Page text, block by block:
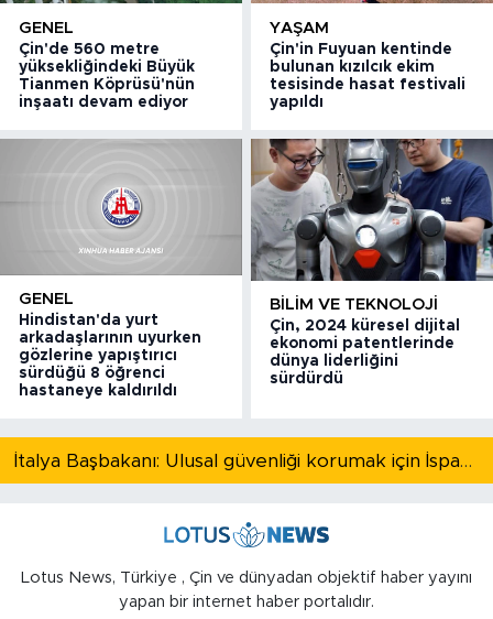
GENEL
Çin'de 560 metre
yüksekliğindeki Büyük
Tianmen Köprüsü'nün
inşaatı devam ediyor
YAŞAM
Çin'in Fuyuan kentinde
bulunan kızılcık ekim
tesisinde hasat festivali
yapıldı
GENEL
Hindistan'da yurt
arkadaşlarının uyurken
gözlerine yapıştırıcı
sürdüğü 8 öğrenci
hastaneye kaldırıldı
BILIM VE TEKNOLOJI
Çin, 2024 küresel dijital
ekonomi patentlerinde
dünya liderliğini
sürdürdü
İtalya Başbakanı: Ulusal güvenliği korumak için İspanya ile Schengen kapsamındaki serbest dolaşımı askıya alıyoruz
Lotus News, Türkiye , Çin ve dünyadan objektif haber yayını
yapan bir internet haber portalıdır.